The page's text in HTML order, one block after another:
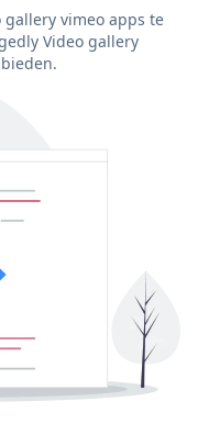
vimeo apps te
Video gallery